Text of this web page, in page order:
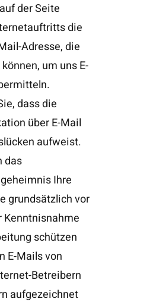
der Seite
die
Adresse, die
um uns E-
dass die
über E-Mail
aufweist.
das
Ihre
grundsätzlich vor
Kenntnisnahme
schützen
E-Mails von
Betreibern
aufgezeichnet